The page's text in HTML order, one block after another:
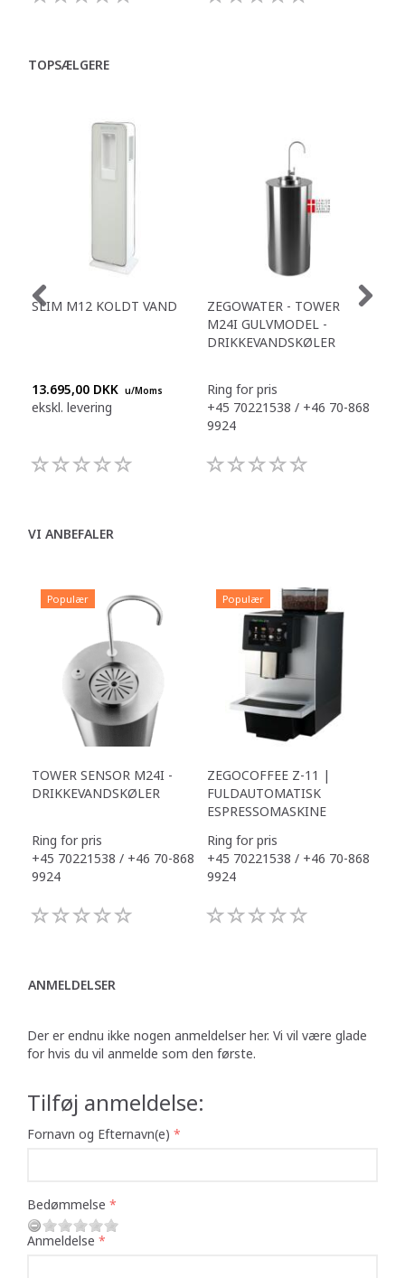
TOPSÆLGERE
SLIM M12 KOLDT VAND
13.695,00 DKK u/Moms
ekskl. levering
ZEGOWATER - TOWER
M24I GULVMODEL -
DRIKKEVANDSKØLER
Ring for pris
+45 70221538 / +46 70-868
9924
VI ANBEFALER
Populær
TOWER SENSOR M24I -
DRIKKEVANDSKØLER
Ring for pris
+45 70221538 / +46 70-868
9924
Populær
ZEGOCOFFEE Z-11 |
FULDAUTOMATISK
ESPRESSOMASKINE
Ring for pris
+45 70221538 / +46 70-868
9924
ANMELDELSER
Der er endnu ikke nogen anmeldelser her. Vi vil være glade
for hvis du vil anmelde som den første.
Tilføj anmeldelse:
Fornavn og Efternavn(e)
Bedømmelse
Anmeldelse